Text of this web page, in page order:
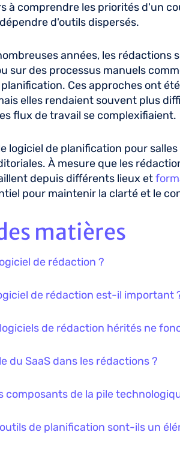
à comprendre les priorités d'un
d'outils dispersés.
années, les rédactions
sur des processus manuels
Ces approches ont
elles rendaient souvent plus
flux de travail se complexifiaient.
logiciel de planification pour
À mesure que les
depuis différents lieux et
pour maintenir la clarté et le
matières
de rédaction ?
de rédaction est-il important
de rédaction hérités ne
du SaaS dans les rédactions ?
composants de la pile
de planification sont-ils un